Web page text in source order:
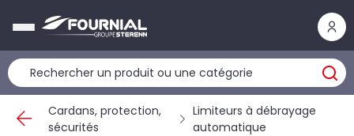
Cardans, protection,
sécurités
Limiteurs à débrayage
automatique